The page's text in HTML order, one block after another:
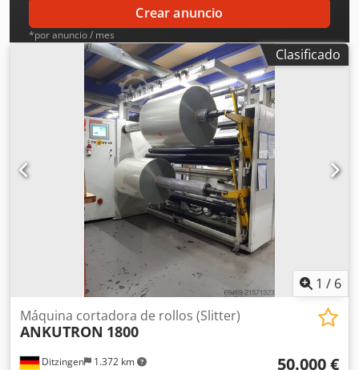
Crear anuncio
*por anuncio / mes
Clasificado
1 / 6
Ditzingen 1.372 km
Máquina cortadora de rollos (Slitter)
ANKUTRON 1800
50.000 €